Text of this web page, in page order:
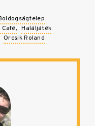
Café
Haláljáték
Orcsik Roland